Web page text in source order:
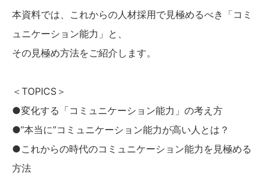
本資料では、これからの人材採用で見極めるべき「コミ
ュニケーション能力」と、
その見極め方法をご紹介します。
＜TOPICS＞
●変化する「コミュニケーション能力」の考え方
●“本当に”コミュニケーション能力が高い人とは？
●これからの時代のコミュニケーション能力を見極める
方法